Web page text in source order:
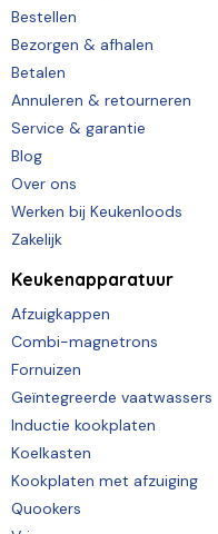
Bestellen
Bezorgen & afhalen
Betalen
Annuleren & retourneren
Service & garantie
Blog
Over ons
Werken bij Keukenloods
Zakelijk
Keukenapparatuur
Afzuigkappen
Combi-magnetrons
Fornuizen
Geïntegreerde vaatwassers
Inductie kookplaten
Koelkasten
Kookplaten met afzuiging
Quookers